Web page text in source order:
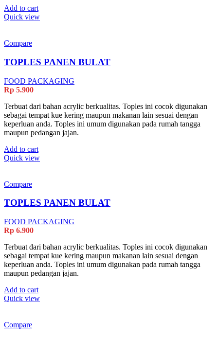
Add to cart
Quick view
Compare
TOPLES PANEN BULAT
FOOD PACKAGING
Rp 5.900
Terbuat dari bahan acrylic berkualitas. Toples ini cocok digunakan
sebagai tempat kue kering maupun makanan lain sesuai dengan
keperluan anda. Toples ini umum digunakan pada rumah tangga
maupun pedangan jajan.
Add to cart
Quick view
Compare
TOPLES PANEN BULAT
FOOD PACKAGING
Rp 6.900
Terbuat dari bahan acrylic berkualitas. Toples ini cocok digunakan
sebagai tempat kue kering maupun makanan lain sesuai dengan
keperluan anda. Toples ini umum digunakan pada rumah tangga
maupun pedangan jajan.
Add to cart
Quick view
Compare